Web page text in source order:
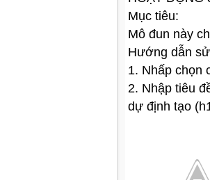
Mục tiêu:
Mô đun này
Hướng dẫn
1. Nhấp chọn
2. Nhập tiêu
dự định tạo